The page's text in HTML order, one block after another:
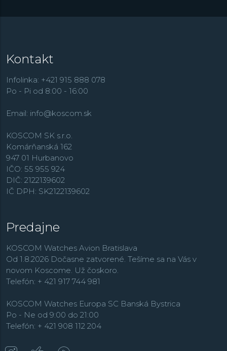
Kontakt
Infolinka: +421 915 888 078
Po - Pi od 8:00 - 16:00
Email: info@koscom.sk
KOSCOM SK s.r.o.
Komárňanská 162
947 01 Hurbanovo
IČO: 55 955 924
DIČ: 2122139602
IČ DPH: SK2122139602
Predajne
KOSCOM Watches Avion Bratislava
Od 1.8.2026 Dočasne zatvorené. Tešíme sa na Vás v
novom Koscome. Už čoskoro.
Telefón: + 421 917 744 981
KOSCOM Watches Europa SC Banská Bystrica
Po - Ne od 9:00 do 21:00
Telefón: + 421 908 112 204